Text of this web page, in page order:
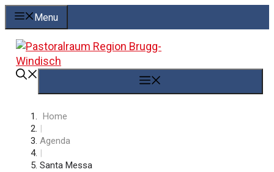
Springe
zum
Inhalt
Menu
Home
|
Agenda
|
Santa Messa